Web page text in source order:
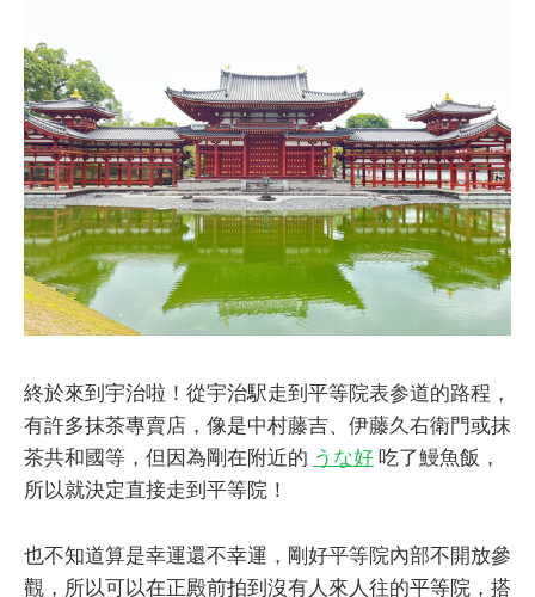
終於來到宇治啦！從宇治駅走到平等院表参道的路程，
有許多抹茶專賣店，像是中村藤吉、伊藤久右衛門或抹
茶共和國等，但因為剛在附近的 うな好吃了鰻魚飯，
所以就決定直接走到平等院！
也不知道算是幸運還不幸運，剛好平等院內部不開放參
觀，所以可以在正殿前拍到沒有人來人往的平等院，搭